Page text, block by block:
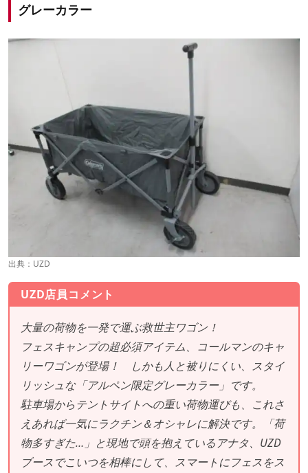
グレーカラー
出典： UZD
UZD店員コメント
大量の荷物を一発で運ぶ救世主ワゴン！
フェスキャンプの超必須アイテム、コールマンのキャ
リーワゴンが登場！ しかも人と被りにくい、スタイ
リッシュな「アルペン限定グレーカラー」です。
駐車場からテントサイトへの重い荷物運びも、これさ
えあれば一気にラクチン＆オシャレに解決です。「荷
物多すぎた…」と現地で頭を抱えているアナタ、UZD
ブースでこいつを相棒にして、スマートにフェスをス